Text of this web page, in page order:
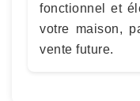
fonctionnel et
votre maison,
vente future.